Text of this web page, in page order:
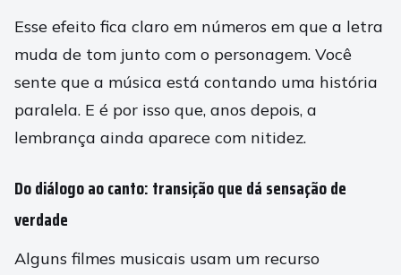
Esse efeito fica claro em números em que a letra
muda de tom junto com o personagem. Você
sente que a música está contando uma história
paralela. E é por isso que, anos depois, a
lembrança ainda aparece com nitidez.
Do diálogo ao canto: transição que dá sensação de
verdade
Alguns filmes musicais usam um recurso